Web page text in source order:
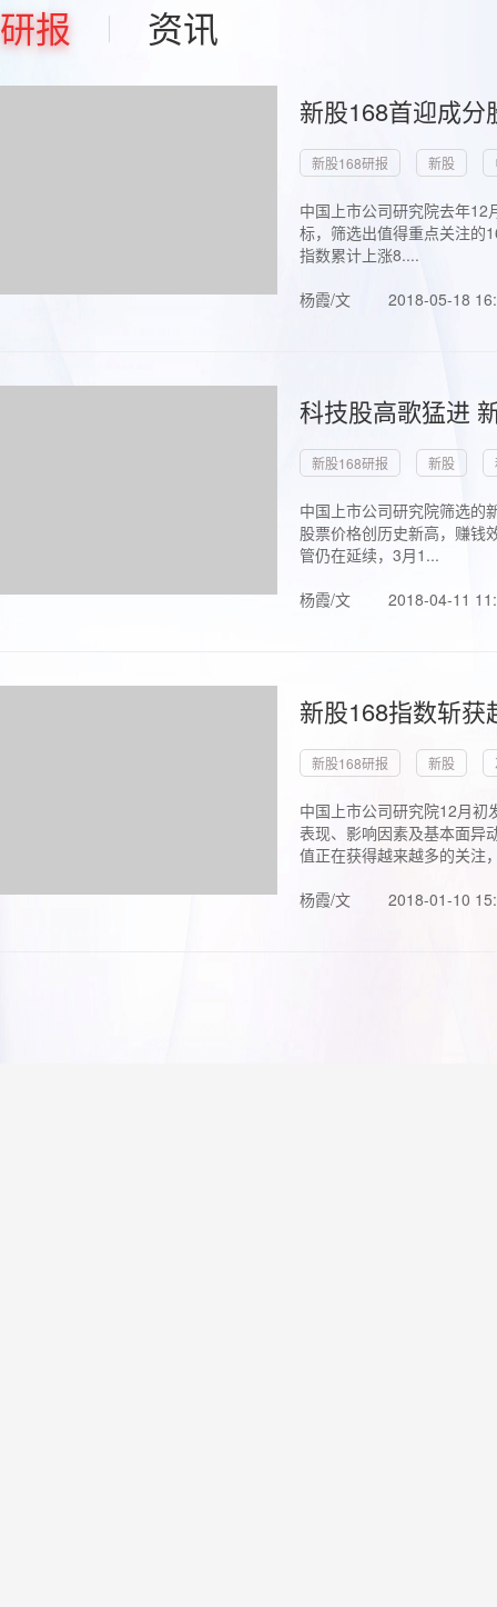
研报 资讯
新股168首迎成
新股168研报 新股
中国上市公司研究院去年
标，筛选出值得重点关注的
指数累计上涨8....
杨霞/文
2018-05-18
科技股高歌猛进
新股168研报 新股
中国上市公司研究院筛选的
股票价格创历史新高，赚钱
管仍在延续，3月1...
杨霞/文
2018-04-11
新股168指数斩
新股168研报 新股
中国上市公司研究院12月初
表现、影响因素及基本面异
值正在获得越来越多的关注
杨霞/文
2018-01-10